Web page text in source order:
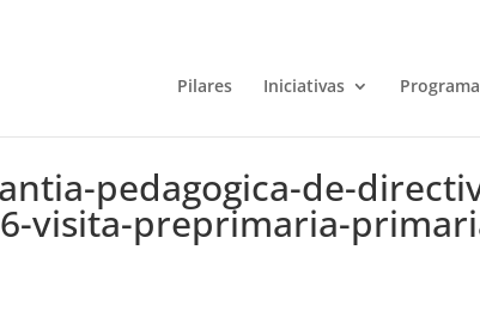
Pilares Iniciativas
pedagogica-de-
visita-preprimaria-